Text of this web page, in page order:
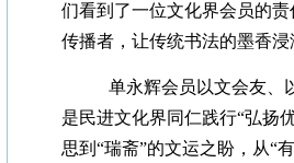
们看到了一位文化界会员的
传播者，让传统书法的墨香浸
单永辉会员以文会友、
是民进文化界同仁践行“弘扬
思到“瑞斋”的文运之盼，从“